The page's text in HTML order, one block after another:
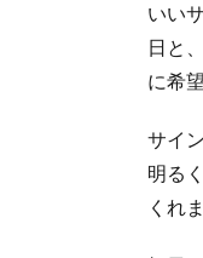
いい
日と
に希
サイ
明る
くれ